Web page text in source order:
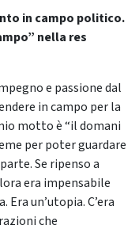
in campo politico.
nella res
e passione dal
in campo per la
motto è “il domani
per poter guardare
Se ripenso a
era impensabile
un’utopia. C’era
che